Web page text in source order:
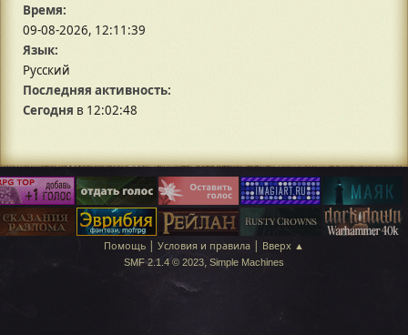
Время:
09-08-2026, 12:11:39
Язык:
Русский
Последняя активность:
Сегодня в 12:02:48
Помощь | Условия и правила | Вверх ▲
SMF 2.1.4 © 2023, Simple Machines